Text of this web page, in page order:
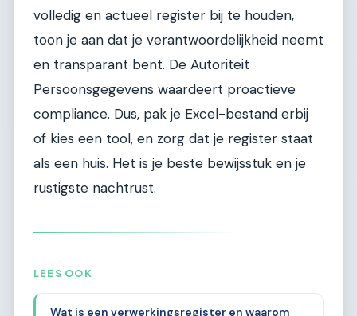
volledig en actueel register bij te houden,
toon je aan dat je verantwoordelijkheid neemt
en transparant bent. De Autoriteit
Persoonsgegevens waardeert proactieve
compliance. Dus, pak je Excel-bestand erbij
of kies een tool, en zorg dat je register staat
als een huis. Het is je beste bewijsstuk en je
rustigste nachtrust.
LEES OOK
Wat is een verwerkingsregister en waarom